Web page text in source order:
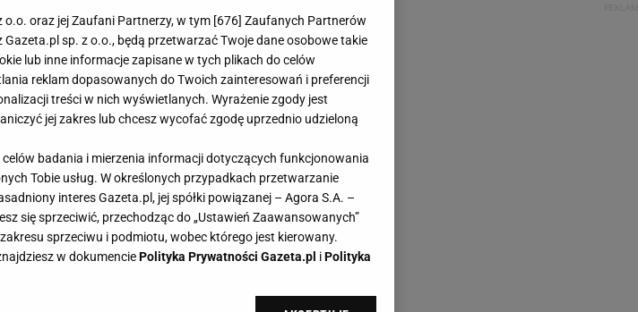
o.o. oraz jej Zaufani Partnerzy, w tym [676] Zaufanych Partnerów
sp. z o.o., będą przetwarzać Twoje dane osobowe takie
lub inne informacje zapisane w tych plikach do celów
reklam dopasowanych do Twoich zainteresowań i preferencji
treści w nich wyświetlanych. Wyrażenie zgody jest
jej zakres lub chcesz wycofać zgodę uprzednio udzieloną
badania i mierzenia informacji dotyczących funkcjonowania
Tobie usług. W określonych przypadkach przetwarzanie
interes Gazeta.pl, jej spółki powiązanej – Agora S.A. –
się sprzeciwić, przechodząc do „Ustawień Zaawansowanych”
sprzeciwu i podmiotu, wobec którego jest kierowany.
w dokumenciePolityka Prywatności Gazeta.pl iPolityka